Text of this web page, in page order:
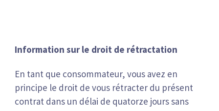
Information sur le droit de rétractation
En tant que consommateur, vous avez en
principe le droit de vous rétracter du présent
contrat dans un délai de quatorze jours sans